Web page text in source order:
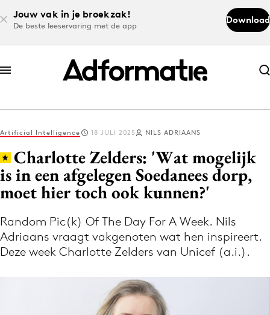
Jouw vak in je broekzak!
De beste leeservaring met de app
Download
Abonneer nu
Abonneer nu
Log in
Download de app
Volg het laatste nieuws via de Adformatie
Nieuws app
Artificial Intelligence 18 JULI 2025 NILS ADRIAANS
Charlotte Zelders: 'Wat mogelijk
is in een afgelegen Soedanees dorp,
moet hier toch ook kunnen?'
Random Pic(k) Of The Day For A Week. Nils
Adriaans vraagt vakgenoten wat hen inspireert.
Deze week Charlotte Zelders van Unicef (a.i.).